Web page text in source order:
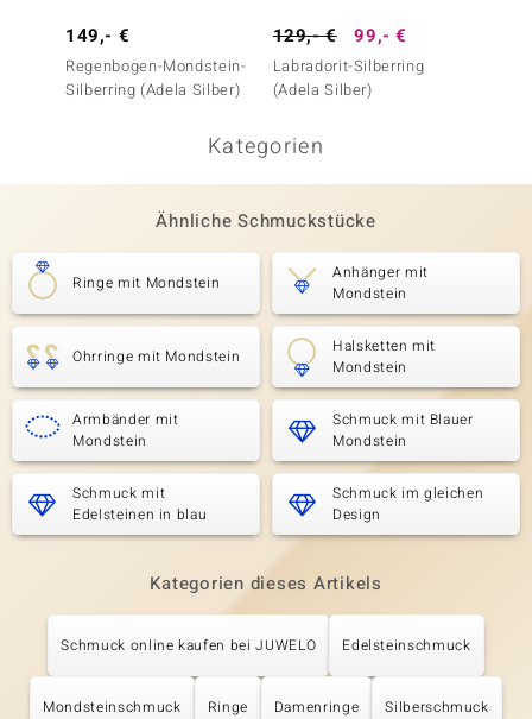
149,- €
Regenbogen-Mondstein-
Silberring (Adela Silber)
129,- € 99,- €
Labradorit-Silberring
(Adela Silber)
Kategorien
Ähnliche Schmuckstücke
Ringe mit Mondstein
Anhänger mit
Mondstein
Ohrringe mit Mondstein
Halsketten mit
Mondstein
Armbänder mit
Mondstein
Schmuck mit Blauer
Mondstein
Schmuck mit
Edelsteinen in blau
Schmuck im gleichen
Design
Kategorien dieses Artikels
Schmuck online kaufen bei JUWELO Edelsteinschmuck
Mondsteinschmuck Ringe Damenringe Silberschmuck